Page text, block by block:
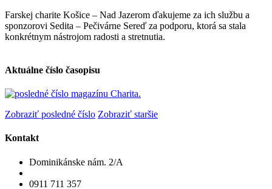
Farskej charite Košice – Nad Jazerom ďakujeme za ich službu a
sponzorovi Sedita – Pečivárne Sereď za podporu, ktorá sa stala
konkrétnym nástrojom radosti a stretnutia.
Aktuálne číslo časopisu
Zobraziť posledné číslo Zobraziť staršie
Kontakt
Dominikánske nám. 2/A
0911 711 357